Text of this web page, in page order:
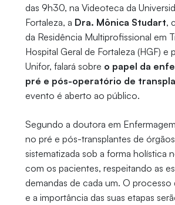
das 9h30, na Videoteca da
Fortaleza, a Dra. Mônica Studart,
da Residência Multiprofissional em
Hospital Geral de Fortaleza (HGF) e
Unifor, falará sobre o papel da
pré e pós-operatório de
evento é aberto ao público.
Segundo a doutora em
no pré e pós-transplantes de
sistematizada sob a forma holística
com os pacientes, respeitando as
demandas de cada um. O processo
e a importância das suas etapas